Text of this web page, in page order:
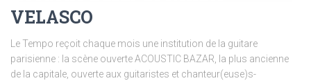
VELASCO
Le Tempo reçoit chaque mois une institution de la guitare
parisienne : la scène ouverte ACOUSTIC BAZAR, la plus ancienne
de la capitale, ouverte aux guitaristes et chanteur(euse)s-